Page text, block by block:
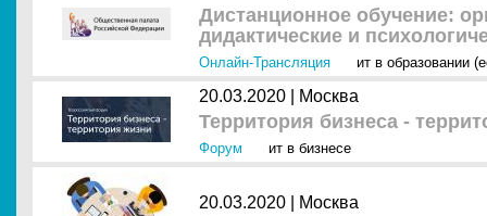
Дистанционное обучение:
дидактические и
Онлайн-Трансляция ит в образовании
20.03.2020 | Москва
Территория бизнеса -
Форум ит в бизнесе
20.03.2020 | Москва